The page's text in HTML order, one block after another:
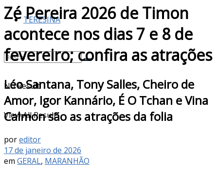
TERESINA
No Result
View All Result
Zé Pereira 2026 de Timon
acontece nos dias 7 e 8 de
fevereiro; confira as atrações
Léo Santana, Tony Salles, Cheiro de
Amor, Igor Kannário, É O Tchan e Vina
Calmon são as atrações da folia
poreditor
17 de janeiro de 2026
em GERAL, MARANHÃO